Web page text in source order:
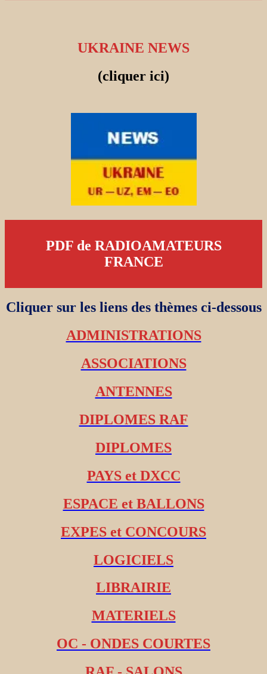
UKRAINE NEWS
(cliquer ici)
PDF de RADIOAMATEURS
FRANCE
Cliquer sur les liens des thèmes ci-dessous
ADMINISTRATIONS
ASSOCIATIONS
ANTENNES
DIPLOMES RAF
DIPLOMES
PAYS et DXCC
ESPACE et BALLONS
EXPES et CONCOURS
LOGICIELS
LIBRAIRIE
MATERIELS
OC - ONDES COURTES